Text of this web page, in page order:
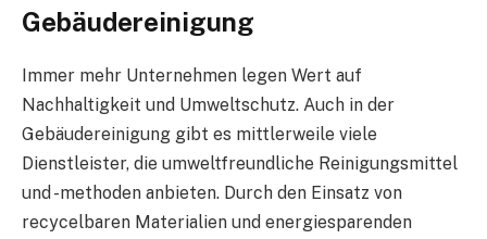
Gebäudereinigung
Immer mehr Unternehmen legen Wert auf
Nachhaltigkeit und Umweltschutz. Auch in der
Gebäudereinigung gibt es mittlerweile viele
Dienstleister, die umweltfreundliche Reinigungsmittel
und -methoden anbieten. Durch den Einsatz von
recycelbaren Materialien und energiesparenden